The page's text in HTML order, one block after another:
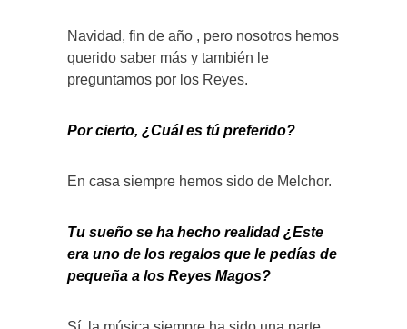
Navidad, fin de año , pero nosotros hemos
querido saber más y también le
preguntamos por los Reyes.
Por cierto, ¿Cuál es tú preferido?
En casa siempre hemos sido de Melchor.
Tu sueño se ha hecho realidad ¿Este
era uno de los regalos que le pedías de
pequeña a los Reyes Magos?